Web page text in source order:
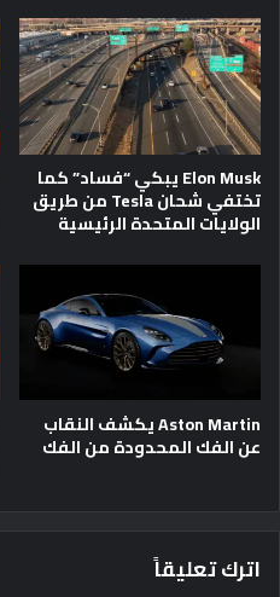
Elon Musk يبكي “فساد” كما
تختفي شحان Tesla من طريق
الولايات المتحدة الرئيسية
Aston Martin يكشف النقاب
عن الفك المحدودة من الفك
اترك تعليقاً